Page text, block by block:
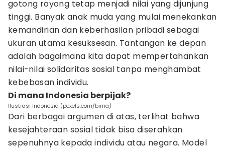
gotong royong tetap menjadi nilai yang dijunjung
tinggi. Banyak anak muda yang mulai menekankan
kemandirian dan keberhasilan pribadi sebagai
ukuran utama kesuksesan. Tantangan ke depan
adalah bagaimana kita dapat mempertahankan
nilai-nilai solidaritas sosial tanpa menghambat
kebebasan individu.
Di mana Indonesia berpijak?
Ilustrasi Indonesia (pexels.com/bima)
Dari berbagai argumen di atas, terlihat bahwa
kesejahteraan sosial tidak bisa diserahkan
sepenuhnya kepada individu atau negara. Model